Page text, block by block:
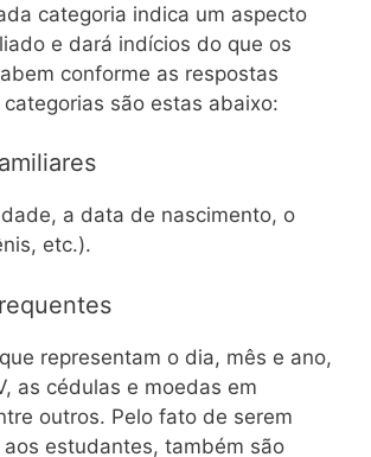
categoria indica um aspecto
e dará indícios do que os
conforme as respostas
são estas abaixo:
a data de nascimento, o
etc.).
representam o dia, mês e ano,
as cédulas e moedas em
outros. Pelo fato de serem
estudantes, também são